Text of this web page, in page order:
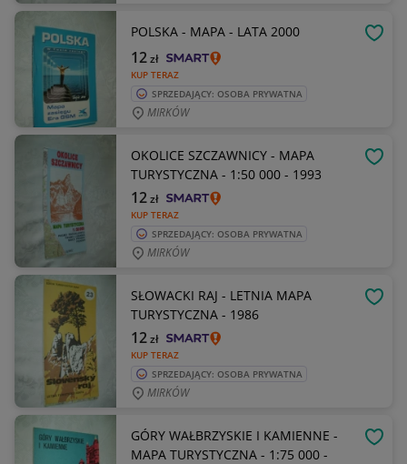
POLSKA - MAPA - LATA 2000
KUP TERAZ
12zł
SPRZEDAJĄCY: OSOBA PRYWATNA
MIRKÓW
OKOLICE SZCZAWNICY - MAPA
TURYSTYCZNA - 1:50 000 - 1993
KUP TERAZ
12zł
SPRZEDAJĄCY: OSOBA PRYWATNA
MIRKÓW
SŁOWACKI RAJ - LETNIA MAPA
TURYSTYCZNA - 1986
KUP TERAZ
12zł
SPRZEDAJĄCY: OSOBA PRYWATNA
MIRKÓW
GÓRY WAŁBRZYSKIE I KAMIENNE -
MAPA TURYSTYCZNA - 1:75 000 -